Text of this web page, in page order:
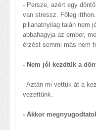
- Persze, azért egy
van stressz. Főleg
pillanatnyilag talán nem
abbahagyja az ember,
érzést semmi más nem
- Nem jól kezdtük a
- Aztán mi vettük át a
vezettünk.
- Akkor